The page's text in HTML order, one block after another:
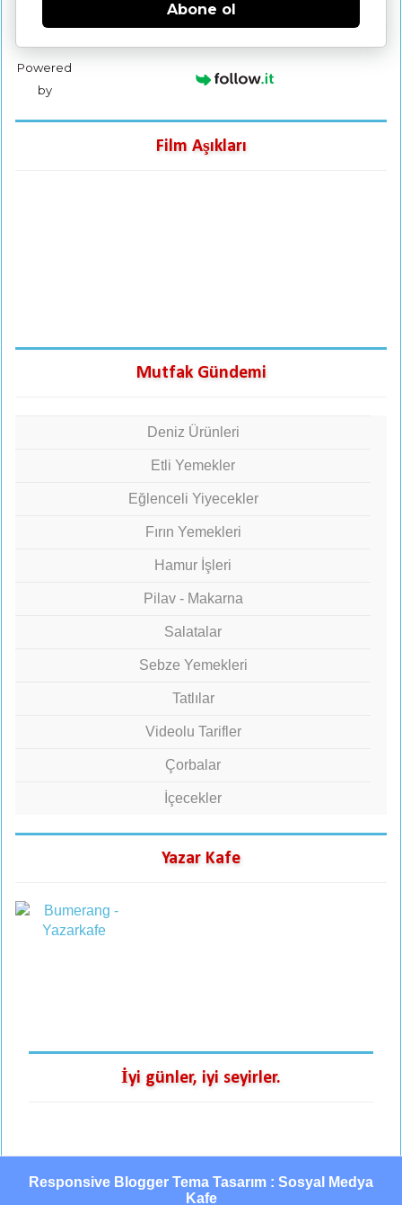
Abone ol
Powered
by
Film Aşıkları
Mutfak Gündemi
Deniz Ürünleri
Etli Yemekler
Eğlenceli Yiyecekler
Fırın Yemekleri
Hamur İşleri
Pilav - Makarna
Salatalar
Sebze Yemekleri
Tatlılar
Videolu Tarifler
Çorbalar
İçecekler
Yazar Kafe
İyi günler, iyi seyirler.
Responsive Blogger Tema Tasarım : Sosyal Medya
Kafe